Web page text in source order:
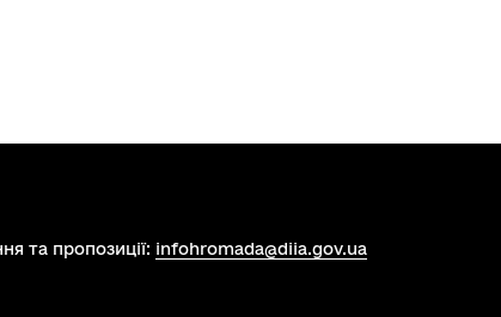
та пропозиції: infohromada@diia.gov.ua